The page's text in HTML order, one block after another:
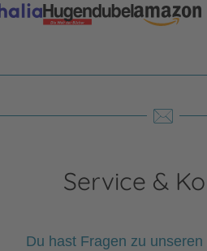
Service &
Du hast Fragen zu